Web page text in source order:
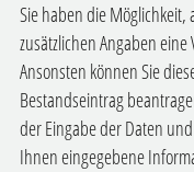
Sie haben die Möglichkeit,
zusätzlichen Angaben
Ansonsten können Sie
Bestandseintrag
der Eingabe der Daten
Ihnen eingegebene